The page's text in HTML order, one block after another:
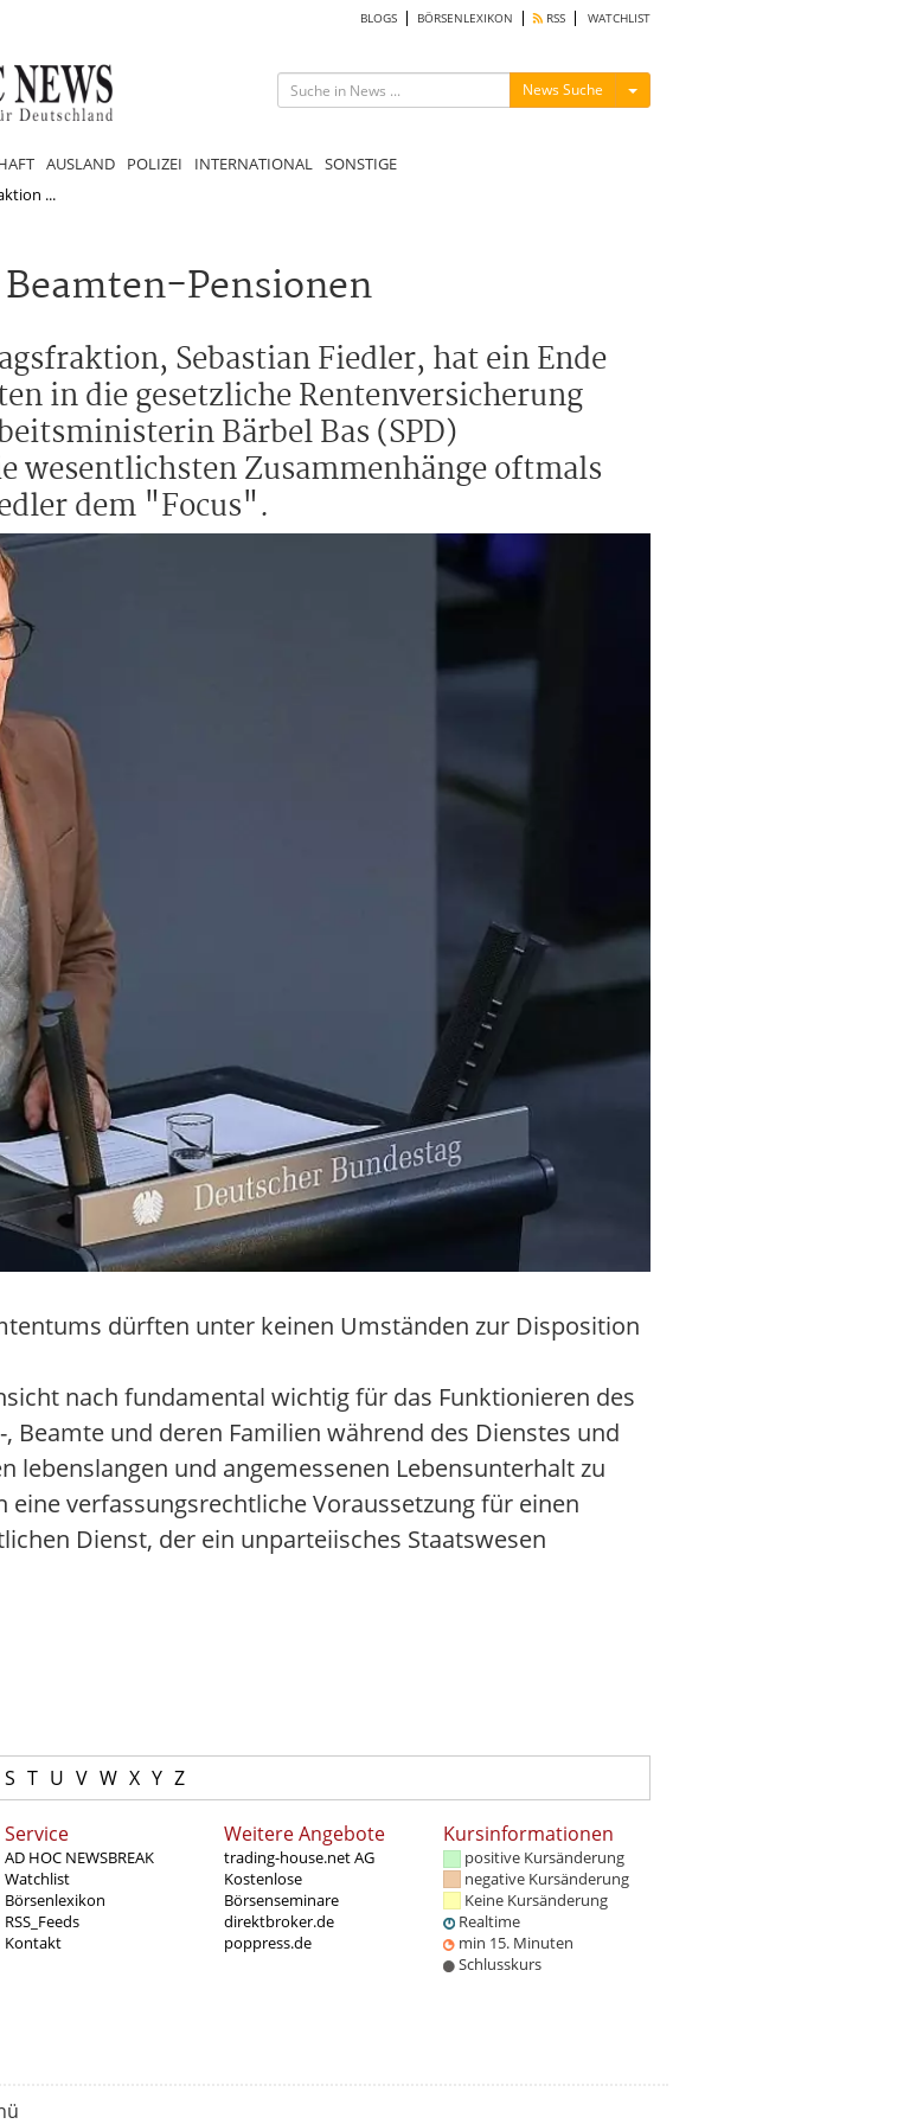
BLOGS BÖRSENLEXIKON RSS WATCHLIST
News Suche Menü ein-/ausblenden
AUSLAND POLIZEI INTERNATIONAL SONSTIGE
...
Pensionen
Sebastian Fiedler, hat ein Ende
in die gesetzliche Rentenversicherung
Bärbel Bas (SPD)
Zusammenhänge oftmals
dem "Focus".
dürften unter keinen Umständen zur Disposition
nach fundamental wichtig für das Funktionieren des
Beamte und deren Familien während des Dienstes und
lebenslangen und angemessenen Lebensunterhalt zu
verfassungsrechtliche Voraussetzung für einen
Dienst, der ein unparteiisches Staatswesen
S T U V W X Y Z
Service
AD HOC NEWSBREAK
Watchlist
Börsenlexikon
RSS_Feeds
Kontakt
Weitere Angebote
trading-house.net AG
Kostenlose
Börsenseminare
direktbroker.de
poppress.de
Kursinformationen
positive Kursänderung
negative Kursänderung
Keine Kursänderung
Realtime
min 15. Minuten
Schlusskurs